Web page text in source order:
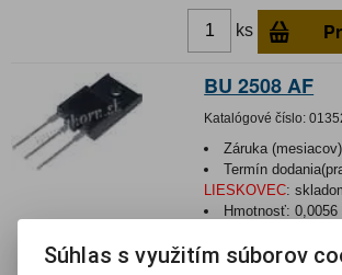
ks
BU 2508 AF
Katalógové číslo:
Záruka
Termín
LIESKOVEC:
Hmotnosť:0,0056
Tranzistor npn 1500V
Súhlas s využitím súborov